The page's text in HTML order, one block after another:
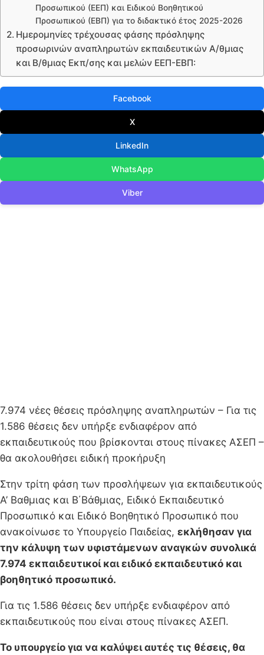
Προσωπικού (ΕΕΠ) και Ειδικού Βοηθητικού
Προσωπικού (ΕΒΠ) για το διδακτικό έτος 2025-2026
Ημερομηνίες τρέχουσας φάσης πρόσληψης
προσωρινών αναπληρωτών εκπαιδευτικών Α/θμιας
και Β/θμιας Εκπ/σης και μελών ΕΕΠ-ΕΒΠ:
Facebook
X
LinkedIn
WhatsApp
Viber
7.974 νέες θέσεις πρόσληψης αναπληρωτών – Για τις
1.586 θέσεις δεν υπήρξε ενδιαφέρον από
εκπαιδευτικούς που βρίσκονται στους πίνακες ΑΣΕΠ –
θα ακολουθήσει ειδική προκήρυξη
Στην τρίτη φάση των προσλήψεων για εκπαιδευτικούς
Α’ Βαθμιας και Β΄Βάθμιας, Ειδικό Εκπαιδευτικό
Προσωπικό και Ειδικό Βοηθητικό Προσωπικό που
ανακοίνωσε το Υπουργείο Παιδείας, εκλήθησαν για
την κάλυψη των υφιστάμενων αναγκών συνολικά
7.974 εκπαιδευτικοί και ειδικό εκπαιδευτικό και
βοηθητικό προσωπικό.
Για τις 1.586 θέσεις δεν υπήρξε ενδιαφέρον από
εκπαιδευτικούς που είναι στους πίνακες ΑΣΕΠ.
Το υπουργείο για να καλύψει αυτές τις θέσεις, θα